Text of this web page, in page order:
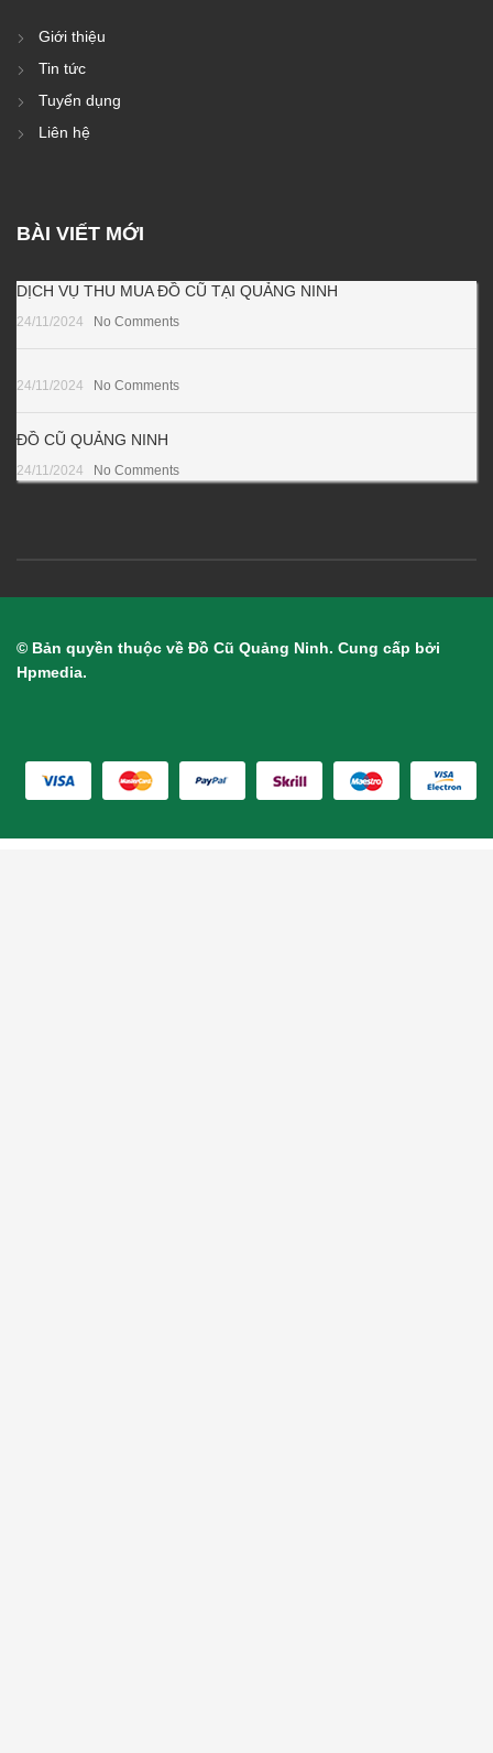
Giới thiệu
Tin tức
Tuyển dụng
Liên hệ
BÀI VIẾT MỚI
DỊCH VỤ THU MUA ĐỒ CŨ TẠI QUẢNG NINH
24/11/2024 No Comments
24/11/2024 No Comments
ĐỒ CŨ QUẢNG NINH
24/11/2024 No Comments
© Bản quyền thuộc về Đồ Cũ Quảng Ninh. Cung cấp bởi
Hpmedia.